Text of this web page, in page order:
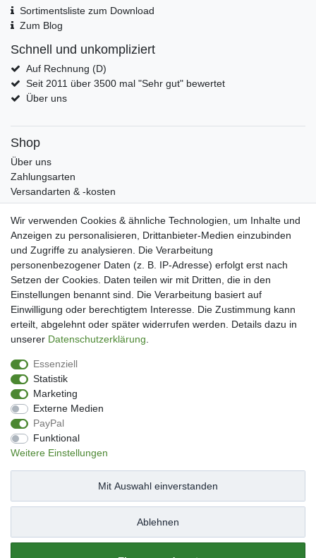
Sortimentsliste zum Download
Zum Blog
Schnell und unkompliziert
Auf Rechnung (D)
Seit 2011 über 3500 mal "Sehr gut" bewertet
Über uns
Shop
Über uns
Zahlungsarten
Versandarten & -kosten
Widerrufsrecht
Warenkorb
Zur Kasse
Mein Konto
Kundenkonto eröffnen
Im Kundenkonto anmelden
Wunschliste
Service
Datenschutzerklärung
AGB
Impressum
Facebook
Newsletter An & Abmeldung
Impressum Daten­schutz­erklärung
Wir verwenden Cookies & ähnliche Technologien, um Inhalte und
Anzeigen zu personalisieren, Drittanbieter-Medien einzubinden
und Zugriffe zu analysieren. Die Verarbeitung
personenbezogener Daten (z. B. IP-Adresse) erfolgt erst nach
Setzen der Cookies. Daten teilen wir mit Dritten, die in den
Einstellungen benannt sind. Die Verarbeitung basiert auf
Einwilligung oder berechtigtem Interesse. Die Zustimmung kann
erteilt, abgelehnt oder später widerrufen werden. Details dazu in
unserer Daten­schutz­erklärung
Essenziell
Statistik
Marketing
Externe Medien
PayPal
Funktional
Weitere Einstellungen
Ablehnen
Mit Auswahl einverstanden